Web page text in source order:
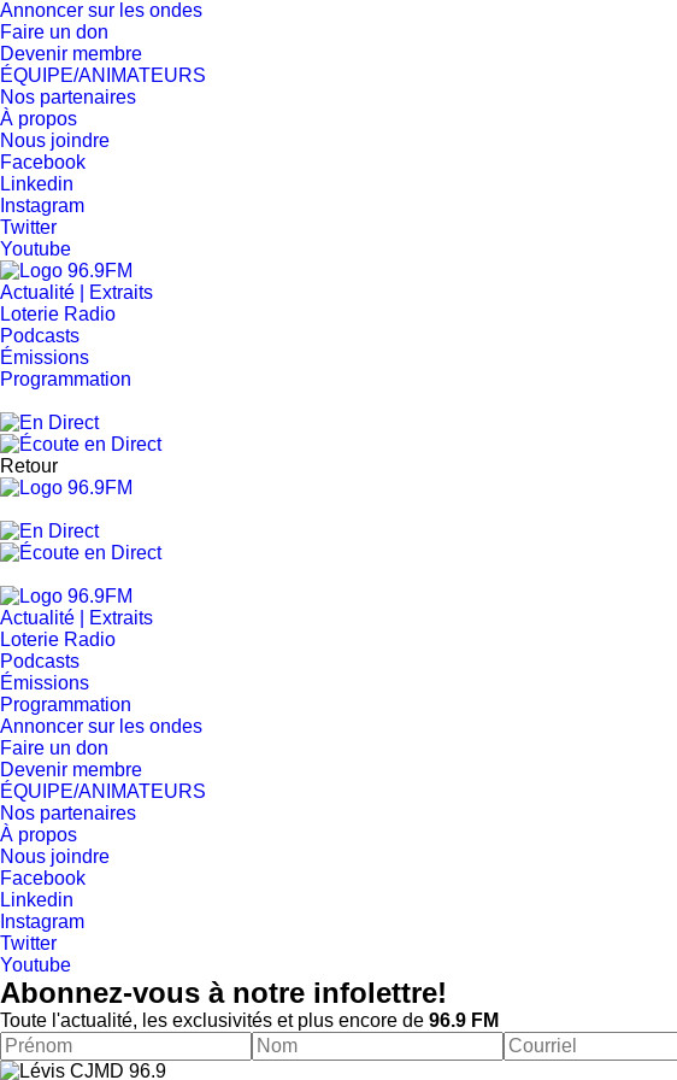
Annoncer sur les ondes
Faire un don
Devenir membre
ÉQUIPE/ANIMATEURS
Nos partenaires
À propos
Nous joindre
Facebook
Linkedin
Instagram
Twitter
Youtube
Actualité | Extraits
Loterie Radio
Podcasts
Émissions
Programmation
Retour
Actualité | Extraits
Loterie Radio
Podcasts
Émissions
Programmation
Annoncer sur les ondes
Faire un don
Devenir membre
ÉQUIPE/ANIMATEURS
Nos partenaires
À propos
Nous joindre
Facebook
Linkedin
Instagram
Twitter
Youtube
Abonnez-vous à notre infolettre!
Toute l'actualité, les exclusivités et plus encore de 96.9 FM